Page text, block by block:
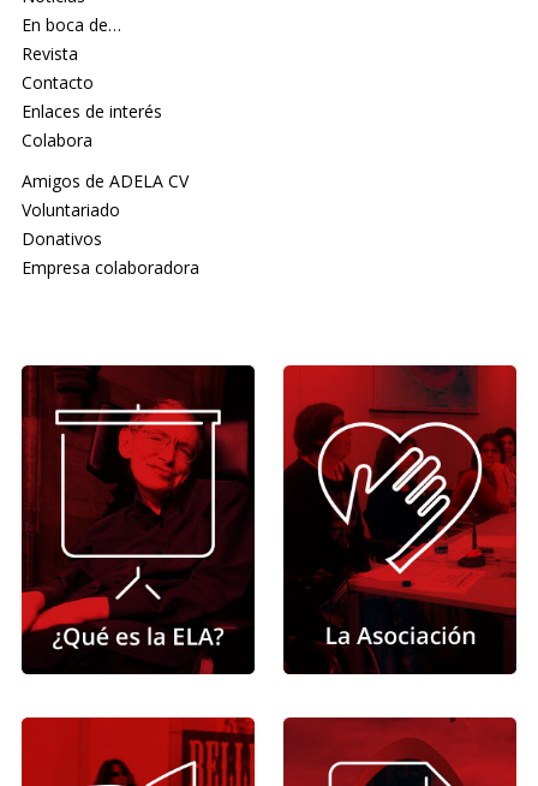
En boca de…
Revista
Contacto
Enlaces de interés
Colabora
Amigos de ADELA CV
Voluntariado
Donativos
Empresa colaboradora